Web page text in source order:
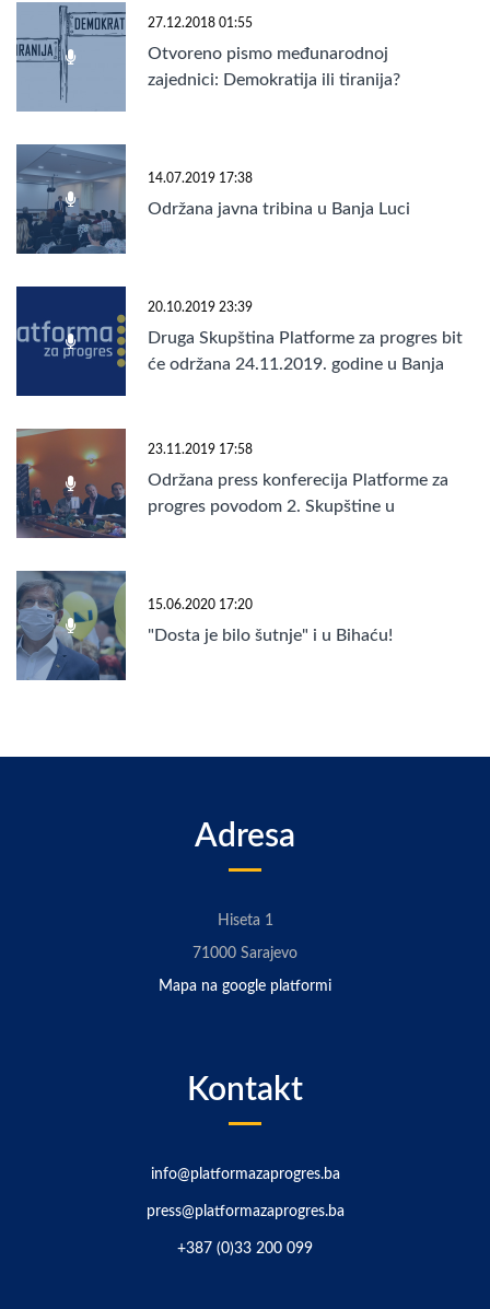
27.12.2018 01:55
Otvoreno pismo međunarodnoj
zajednici: Demokratija ili tiranija?
14.07.2019 17:38
Održana javna tribina u Banja Luci
20.10.2019 23:39
Druga Skupština Platforme za progres bit
će održana 24.11.2019. godine u Banja
23.11.2019 17:58
Održana press konferecija Platforme za
progres povodom 2. Skupštine u
15.06.2020 17:20
"Dosta je bilo šutnje" i u Bihaću!
Adresa
Hiseta 1
71000 Sarajevo
Mapa na google platformi
Kontakt
info@platformazaprogres.ba
press@platformazaprogres.ba
+387 (0)33 200 099